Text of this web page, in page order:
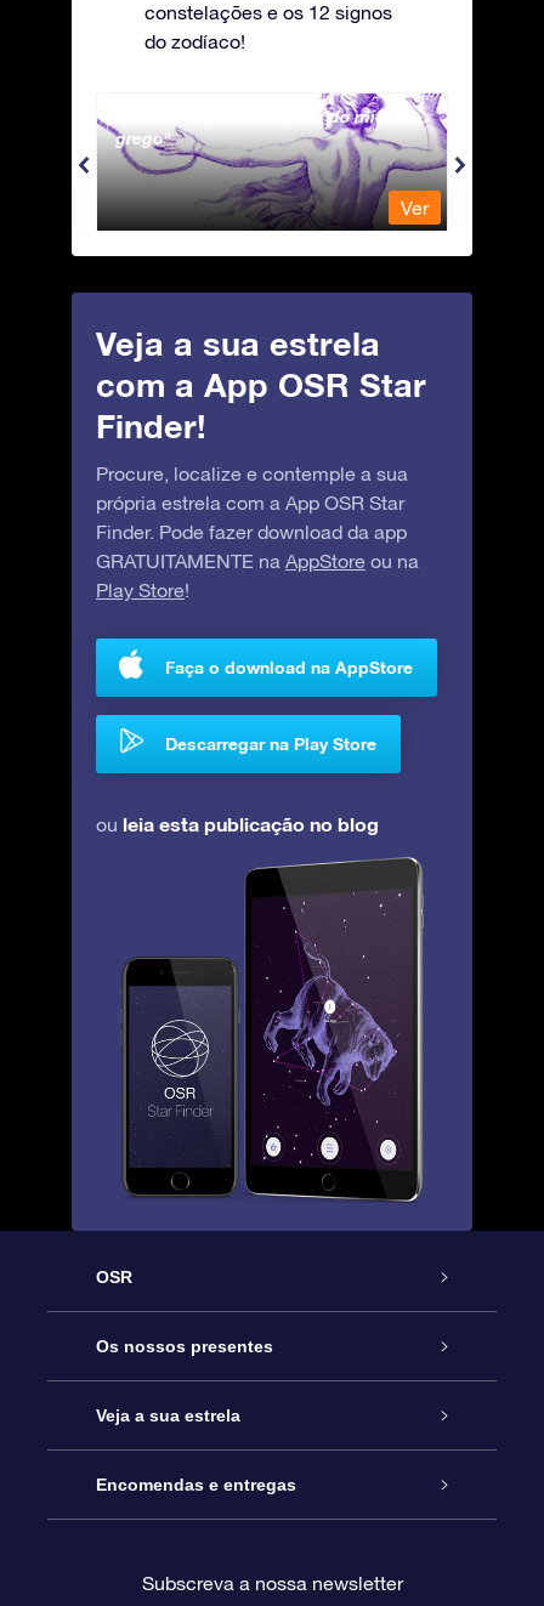
constelações e os 12 signos
do zodíaco!
Andromeda - A Princesa do mito
grego
Ver
Veja a sua estrela
com a App OSR Star
Finder!
Procure, localize e contemple a sua
própria estrela com a App OSR Star
Finder. Pode fazer download da app
GRATUITAMENTE na AppStore ou na
Play Store!
Faça o download na AppStore
Descarregar na Play Store
ou leia esta publicação no blog
OSR
Serviço
Contactos
O Blog
Os nossos presentes
Prenda Star Online
Pacote Prenda OSR
Veja a sua estrela
Registo de Estrela
Encomendas e entregas
Subscreva a nossa newsletter